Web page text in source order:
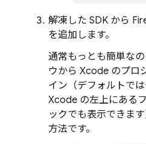
解凍した SDK から
を追加します。
通常もっとも簡単なの
ウから Xcode のプロ
イン（デフォルトでは
Xcode の左上にある
ックでも表示できま
方法です。